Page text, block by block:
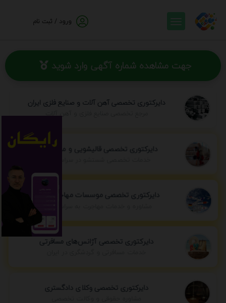
ورود / ثبت نام
دایرکتوری تخصصی آهن آلات و صنایع فلزی ایران
مرجع تخصصی صنایع فلزی و آهن آلات
دایرکتوری تخصصی قالیشویی و مبل شویی
دایرکتوری تخصصی موسسات مهاجرتی ایران
مشاوره و خدمات مهاجرت به سراسر جهان
دایرکتوری تخصصی آژانس‌های مسافرتی
دایرکتوری تخصصی وکلای دادگستری
جهت مشاهده شماره آگهی وارد شوید